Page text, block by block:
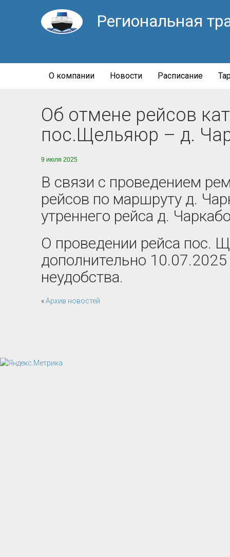
Региональная
О компании Новости Расписание
Об отмене рейсов
пос.Щельяюр – д.
9 июля 2025
В связи с проведением
рейсов по маршруту д.
утреннего рейса д.
О проведении рейса пос.
дополнительно
неудобства.
«Архив новостей